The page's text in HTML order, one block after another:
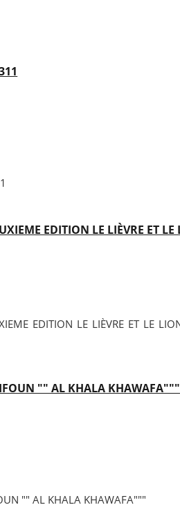
EDITION LE LIÈVRE ET
EDITION LE LIÈVRE ET LE
"" AL KHALA KHAWAFA"""
"" AL KHALA KHAWAFA"""